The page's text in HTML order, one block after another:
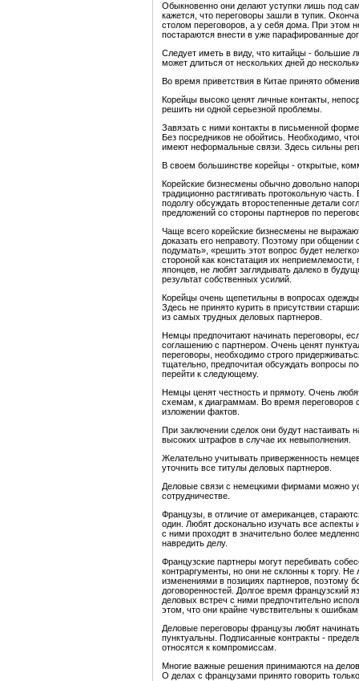
Обыкновенно они делают уступки лишь под
кажется, что переговоры зашли в тупик.
столом переговоров, а у себя дома. При этом
постараются внести в уже парафированные
Следует иметь в виду, что китайцы - большие
может длиться от нескольких дней до
Во время приветствия в Китае принято
Корейцы высоко ценят личные контакты,
решить ни одной серьезной проблемы.
Завязать с ними контакты в письменной
Без посредников не обойтись. Необходимо,
имеют неформальные связи. Здесь сильны
В своем большинстве корейцы - открытые,
Корейские бизнесмены обычно довольно
традиционно растягивать протокольную
подолгу обсуждать второстепенные детали
предложений со стороны партнеров по
Чаще всего корейские бизнесмены не
доказать его неправоту. Поэтому при
подумать», «решить этот вопрос будет
стороной как констатация их
японцев, не любят заглядывать далеко в
результат собственных усилий.
Корейцы очень щепетильны в вопросах
Здесь не принято курить в присутствии
из самых трудных деловых партнеров.
Немцы предпочитают начинать переговоры,
соглашению с партнером. Очень ценят
переговоры, необходимо строго
тщательно, предпочитая обсуждать вопросы
перейти к следующему.
Немцы ценят честность и прямоту. Очень
схемам, к диаграммам. Во время переговоров
изложении фактов.
При заключении сделок они будут настаивать
высоких штрафов в случае их невыполнения.
Желательно учитывать приверженность
уточнить все титулы деловых партнеров.
Деловые связи с немецкими фирмами можно
сотрудничестве.
Французы, в отличие от американцев,
один. Любят досконально изучать все
с ними проходят в значительно более
навредить делу.
Французские партнеры могут перебивать
контраргументы, но они не склонны к торгу.
изменениями в позициях партнеров, поэтому
договоренностей. Долгое время французский
деловых встреч с ними предпочтительно
этом, что они крайне чувствительны к
Деловые переговоры французы любят
пунктуальны. Подписанные контракты -
относятся к компромиссам.
Многие важные решения принимаются на
О делах с французами принято говорить